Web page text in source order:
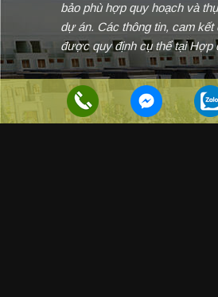
bảo phù hợp quy hoạch và
dự án. Các thông tin, cam
được quy định cụ thể tại Hợp